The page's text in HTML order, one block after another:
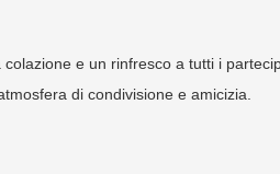
e un rinfresco a tutti i
di condivisione e amicizia.